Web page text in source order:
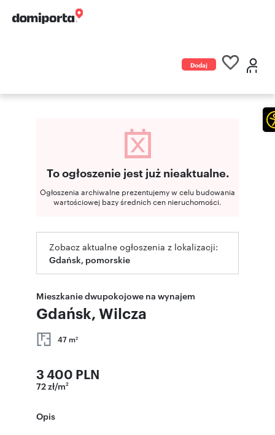
Dodaj
To ogłoszenie jest już nieaktualne.
Ogłoszenia archiwalne prezentujemy w celu budowania
wartościowej bazy średnich cen nieruchomości.
Zobacz aktualne ogłoszenia z lokalizacji:
Gdańsk, pomorskie
Mieszkanie dwupokojowe na wynajem
Gdańsk, Wilcza
47 m2
3 400 PLN
72 zł/m2
Opis